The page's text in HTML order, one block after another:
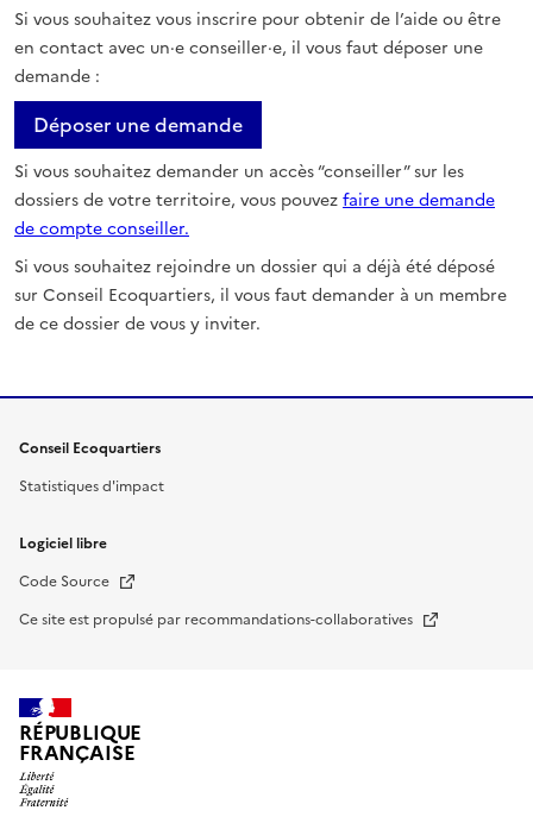
Si vous souhaitez vous inscrire pour obtenir de l’aide ou être
en contact avec un·e conseiller·e, il vous faut déposer une
demande :
Déposer une demande
Si vous souhaitez demander un accès “conseiller” sur les
dossiers de votre territoire, vous pouvezfaire une demande
de compte conseiller.
Si vous souhaitez rejoindre un dossier qui a déjà été déposé
sur Conseil Ecoquartiers, il vous faut demander à un membre
de ce dossier de vous y inviter.
Conseil Ecoquartiers
Statistiques d'impact
Logiciel libre
Code Source Nouvelle fenêtre
Ce site est propulsé par recommandations-collaboratives Nouvelle fenêtre
RÉPUBLIQUE
FRANÇAISE